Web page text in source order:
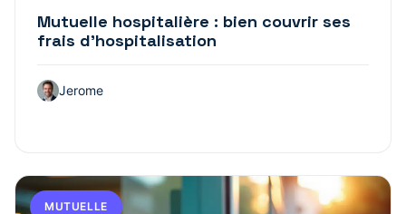
Mutuelle hospitalière : bien couvrir ses
frais d’hospitalisation
Jerome
MUTUELLE